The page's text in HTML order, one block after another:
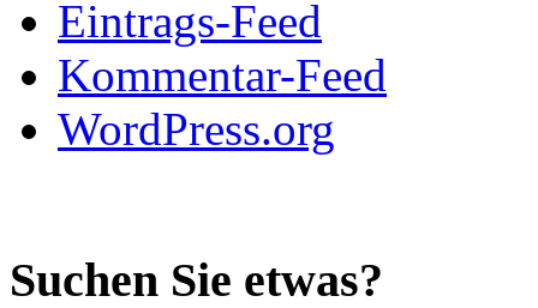
Eintrags-Feed
Kommentar-Feed
WordPress.org
Suchen Sie etwas?